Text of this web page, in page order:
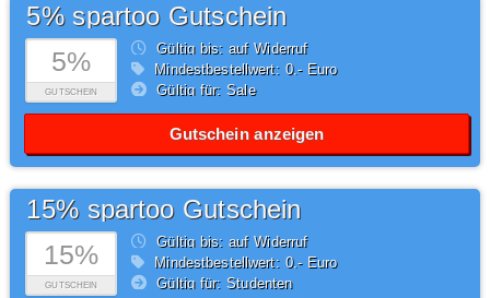
5%
GUTSCHEIN
5% spartoo Gutschein
Gültig bis: auf Widerruf
Mindestbestellwert: 0,- Euro
Gültig für: Sale
Gutschein anzeigen
15%
GUTSCHEIN
15% spartoo Gutschein
Gültig bis: auf Widerruf
Mindestbestellwert: 0,- Euro
Gültig für: Studenten